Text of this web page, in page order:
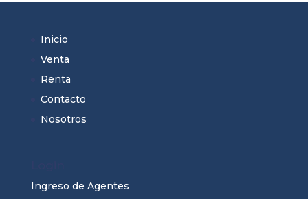
Inicio
Venta
Renta
Contacto
Nosotros
Ingreso de Agentes